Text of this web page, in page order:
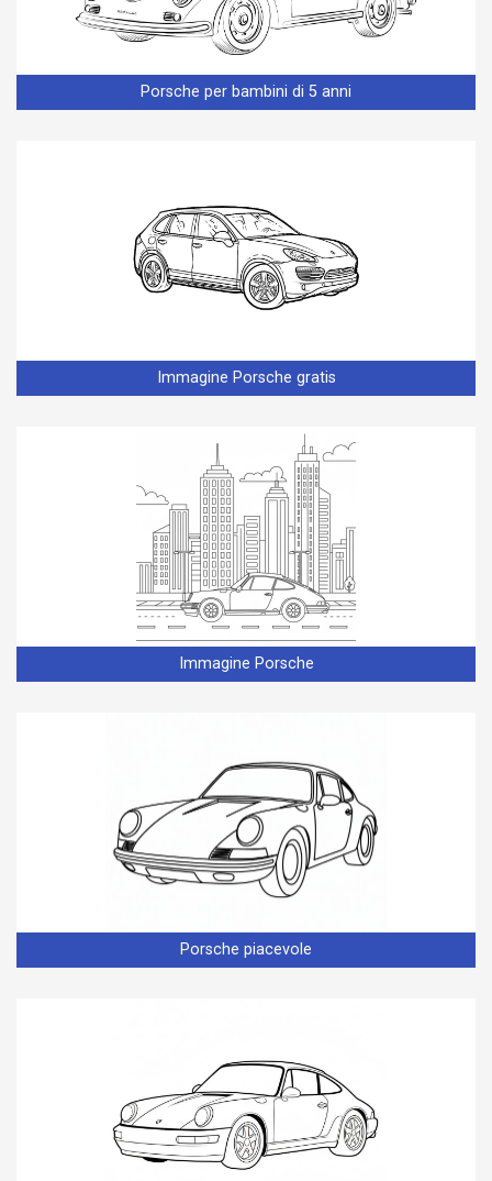
Porsche per bambini di 5 anni
Immagine Porsche gratis
Immagine Porsche
Porsche piacevole